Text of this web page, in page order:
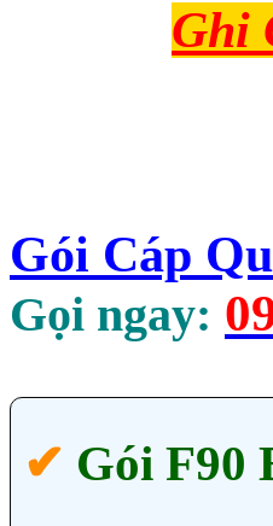
Ghi
Gói Cáp
Gọi ngay:
✔‎ Gói F90